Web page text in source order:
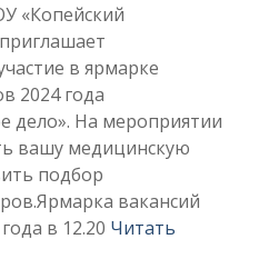
«Копейский
в ярмарке
2024 года
дело». На мероприятии
вашу медицинскую
подбор
вакансий
в 12.20 Читать